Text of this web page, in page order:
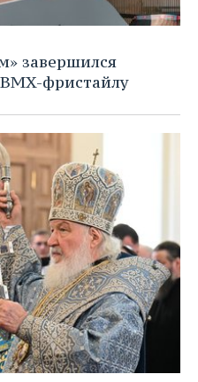
завершился
фристайлу